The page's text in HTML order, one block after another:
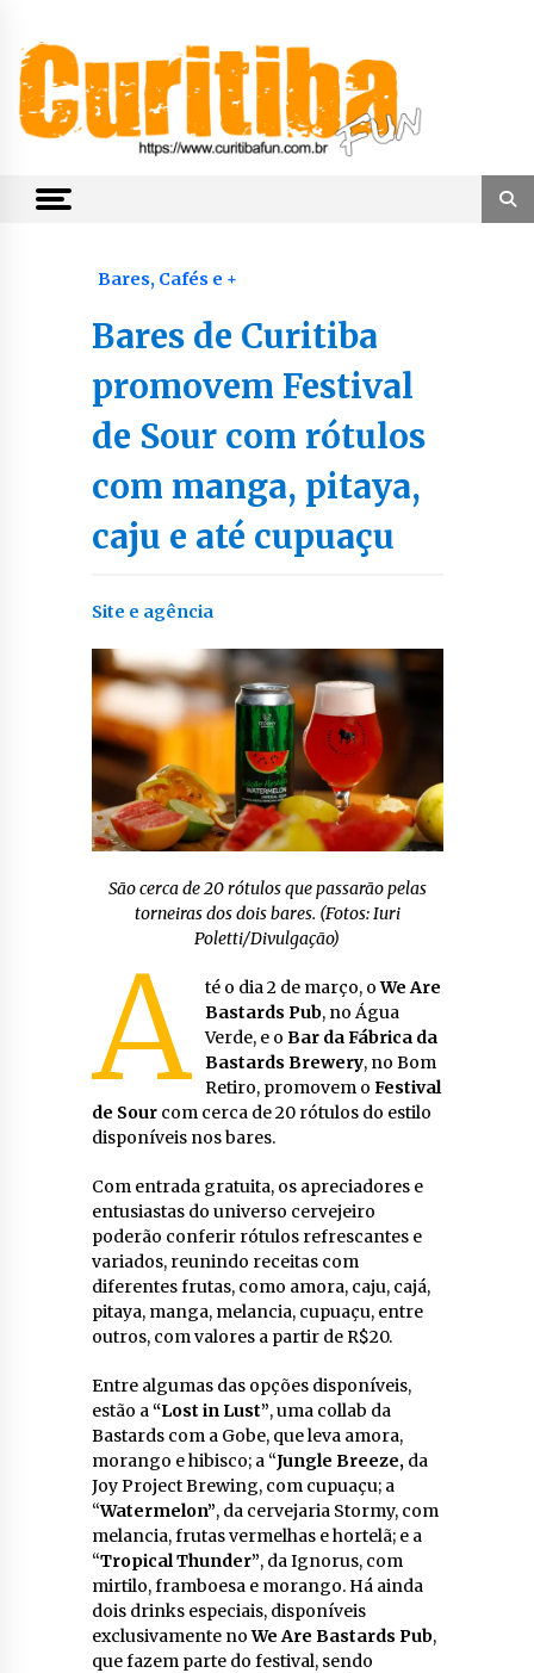
content
CuritibaFun
Bares, Cafés e +
Bares de Curitiba
promovem Festival
de Sour com rótulos
com manga, pitaya,
caju e até cupuaçu
Site e agência
São cerca de 20 rótulos que passarão pelas
torneiras dos dois bares. (Fotos: Iuri
Poletti/Divulgação)
A té o dia 2 de março, oWe Are
Bastards Pub, no Água
Verde, e oBar da Fábrica da
Bastards Brewery, no Bom
Retiro, promovem oFestival
de Sourcom cerca de 20 rótulos do estilo
disponíveis nos bares.
Com entrada gratuita, os apreciadores e
entusiastas do universo cervejeiro
poderão conferir rótulos refrescantes e
variados, reunindo receitas com
diferentes frutas, como amora, caju, cajá,
pitaya, manga, melancia, cupuaçu, entre
outros, com valores a partir de R$20.
Entre algumas das opções disponíveis,
estão a“Lost in Lust”, uma collab da
Bastards com a Gobe, que leva amora,
morango e hibisco; a “Jungle Breeze,da
Joy Project Brewing, com cupuaçu; a
“Watermelon”, da cervejaria Stormy, com
melancia, frutas vermelhas e hortelã; e a
“Tropical Thunder”, da Ignorus, com
mirtilo, framboesa e morango. Há ainda
dois drinks especiais, disponíveis
exclusivamente noWe Are Bastards Pub,
que fazem parte do festival, sendo